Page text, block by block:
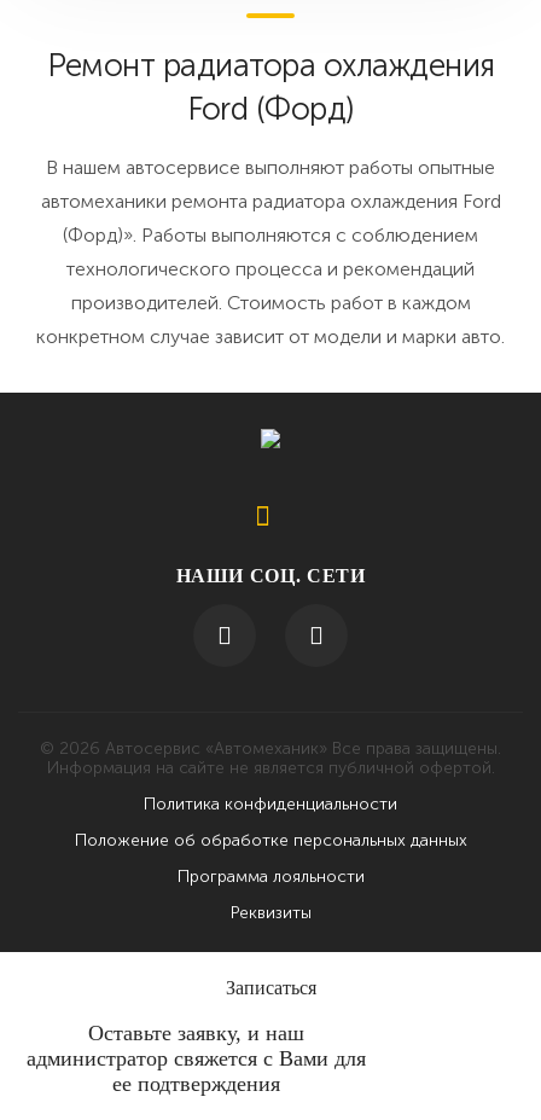
Ремонт радиатора охлаждения
Ford (Форд)
В нашем автосервисе выполняют работы опытные
автомеханики ремонта радиатора охлаждения Ford
(Форд)». Работы выполняются с соблюдением
технологического процесса и рекомендаций
производителей. Стоимость работ в каждом
конкретном случае зависит от модели и марки авто.
НАШИ СОЦ. СЕТИ
© 2026 Автосервис «Автомеханик» Все права защищены.
Информация на сайте не является публичной офертой.
Политика конфиденциальности
Положение об обработке персональных данных
Программа лояльности
Реквизиты
Записаться
Оставьте заявку, и наш
администратор свяжется с Вами для
ее подтверждения